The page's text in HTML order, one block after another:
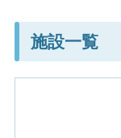
施設一覧